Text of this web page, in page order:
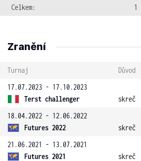
Celkem:
1
Zranění
Turnaj
Důvod
17.07.2023 - 17.10.2023
Terst challenger
skreč
18.04.2022 - 12.06.2022
Futures 2022
skreč
21.06.2021 - 13.07.2021
Futures 2021
skreč